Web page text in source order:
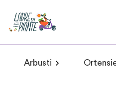
ArbustiArbusti a